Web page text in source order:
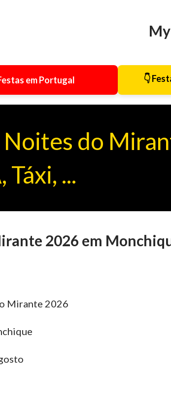
em Portugal 👇
do
...
2026 em
Mirante 2026